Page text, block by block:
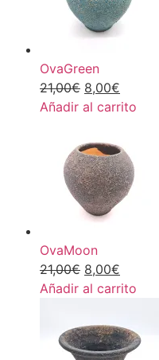
OvaGreen
21,00€ 8,00€
Añadir al carrito
OvaMoon
21,00€ 8,00€
Añadir al carrito